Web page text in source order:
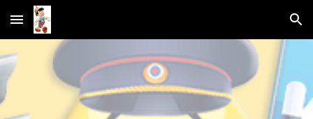
Skip to main content Skip to navigation